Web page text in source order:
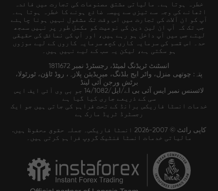
خطرہ ہوتا ہے۔ مالیاتی مشتق مصنوعات کی تجارت میں فائدہ
اٹھانے کی وجہ سے تیزی سے پیسہ ضائع ہونے کا خطرہ ہوتا ہے۔
آپ کو ان آلات کی تجارت میں اس وقت تک مشغول نہیں ہونا چاہئے
جب تک کہ آپ ان لین دین کی نوعیت کو مکمل طور پر نہیں سمجھ
لیتے جس میں آپ داخل ہو رہے ہیں، اور آپ کی نمائش کی حقیقی
حد۔ اس قسم کی سرمایہ کاری کچھ سرمایہ کاروں کے لیے موزوں
ہو سکتی ہے، لیکن یہ سب کے لیے نہیں ہیں۔
انسٹنٹ ٹریڈنگ لمیٹڈ، رجسٹرڈ نمبر 1811672
پتہ: چوتھی منزل، واٹر ایج بلڈنگ، میریڈیئن پلازہ، روڈ ٹاؤن، ٹورٹولا،
برٹش ورجن آئی لینڈ
لائسنس نمبر ایس آئی بی اے/ایل/14/1082 جو بی وی آئی ایف ایس
سی کے ذریعے جاری کیا گیا ہے
خدمات انسٹا فاریکس برانڈ کے تحت فراہم کی جاتی ہیں جو ایک
رجسٹرڈ ٹریڈ مارک ہے
کاپی رائٹ © 2007-2026 انسٹا فاریکس۔ جملہ حقوق محفوظ ہیں.
مالیاتی خدمات انسٹا فنٹیک گروپ فراہم کرتی ہیں۔